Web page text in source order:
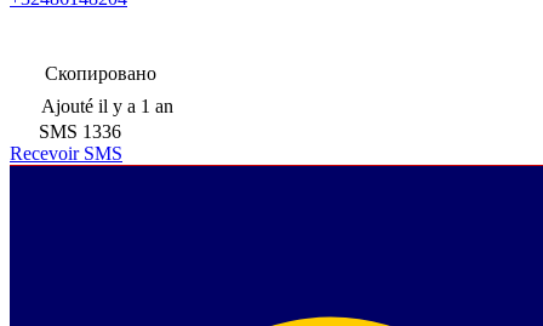
Скопировано
Ajouté il y a 1 an
SMS 1336
Recevoir SMS